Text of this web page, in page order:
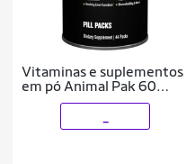
Vitaminas e suplementos
em pó Animal Pak 60
colheres